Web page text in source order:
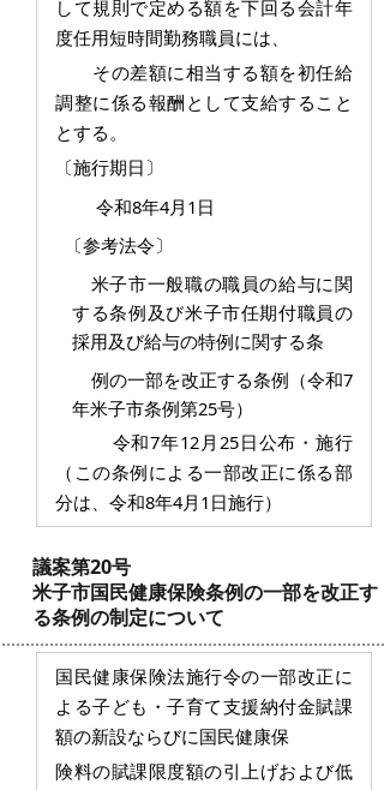
して規則で定める額を下回る会計年
度任用短時間勤務職員には、
その差額に相当する額を初任給
調整に係る報酬として支給すること
とする。
〔施行期日〕
令和8年4月1日
〔参考法令〕
米子市一般職の職員の給与に関
する条例及び米子市任期付職員の
採用及び給与の特例に関する条
例の一部を改正する条例（令和7
年米子市条例第25号）
令和7年12月25日公布・施行
（この条例による一部改正に係る部
分は、令和8年4月1日施行）
議案第20号
米子市国民健康保険条例の一部を改正す
る条例の制定について
国民健康保険法施行令の一部改正に
よる子ども・子育て支援納付金賦課
額の新設ならびに国民健康保
険料の賦課限度額の引上げおよび低